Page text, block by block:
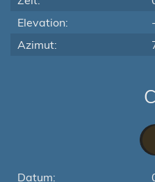
Elevation:
Azimut:
Datum: